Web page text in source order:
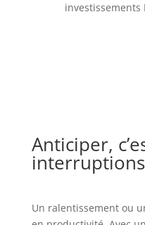
investissements
Anticiper,
interruptions
Un ralentissement ou